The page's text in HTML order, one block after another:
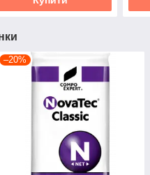
–20%